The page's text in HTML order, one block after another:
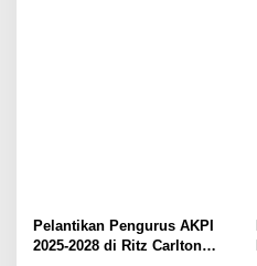
Pelantikan Pengurus AKPI
2025-2028 di Ritz Carlton